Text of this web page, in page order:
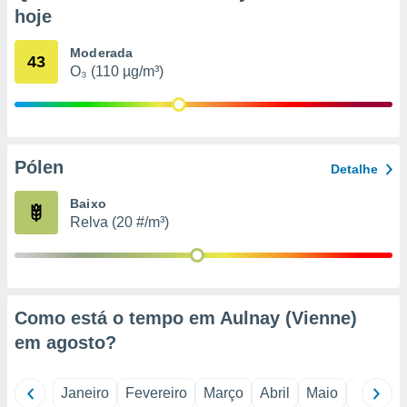
qual se
tal,
ou opor-
qualquer
o
num
hoje
43 Moderada
O₃ (110 µg/m³)
Pólen Detalhe
Baixo
Relva (20 #/m³)
Como está o tempo em Aulnay (Vienne)
em agosto?
Janeiro Fevereiro Março Abril Maio Junho